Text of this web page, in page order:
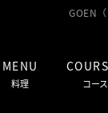
GOEN
MENU
料理 コース